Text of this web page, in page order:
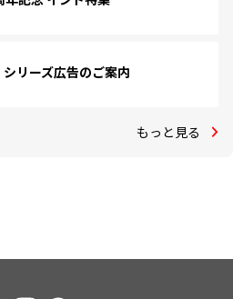
シリーズ広告のご案内
もっと見る